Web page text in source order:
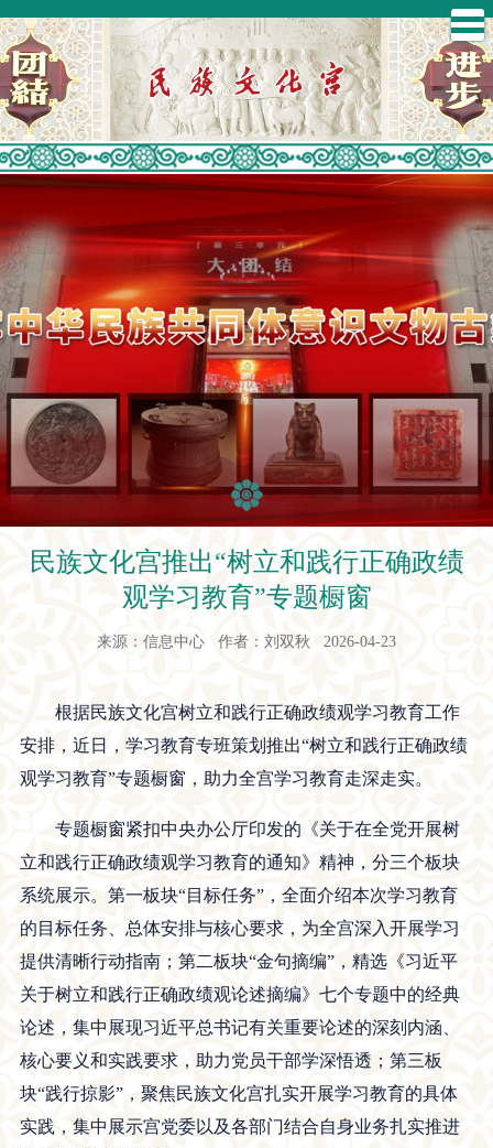
民族文化宫推出“树立和践行正确政绩
观学习教育”专题橱窗
来源：信息中心 作者：刘双秋 2026-04-23
根据民族文化宫树立和践行正确政绩观学习教育工作
安排，近日，学习教育专班策划推出“树立和践行正确政绩
观学习教育”专题橱窗，助力全宫学习教育走深走实。
专题橱窗紧扣中央办公厅印发的《关于在全党开展树
立和践行正确政绩观学习教育的通知》精神，分三个板块
系统展示。第一板块“目标任务”，全面介绍本次学习教育
的目标任务、总体安排与核心要求，为全宫深入开展学习
提供清晰行动指南；第二板块“金句摘编”，精选《习近平
关于树立和践行正确政绩观论述摘编》七个专题中的经典
论述，集中展现习近平总书记有关重要论述的深刻内涵、
核心要义和实践要求，助力党员干部学深悟透；第三板
块“践行掠影”，聚焦民族文化宫扎实开展学习教育的具体
实践，集中展示宫党委以及各部门结合自身业务扎实推进